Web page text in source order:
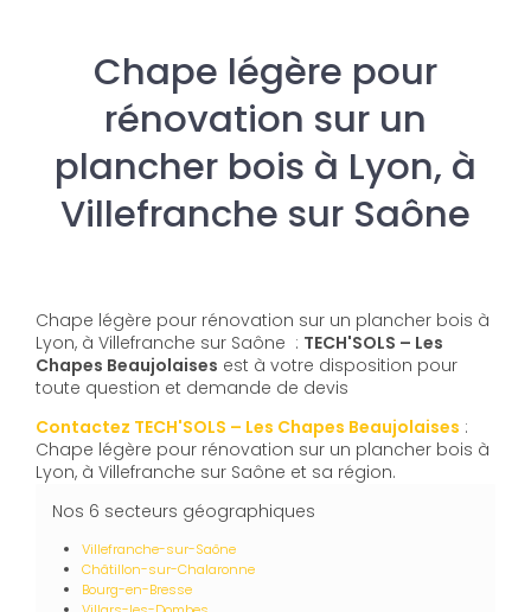
Chape légère pour
rénovation sur un
plancher bois à Lyon, à
Villefranche sur Saône
Chape légère pour rénovation sur un plancher bois à
Lyon, à Villefranche sur Saône : TECH'SOLS – Les
Chapes Beaujolaises est à votre disposition pour
toute question et demande de devis
Contactez TECH'SOLS – Les Chapes Beaujolaises :
Chape légère pour rénovation sur un plancher bois à
Lyon, à Villefranche sur Saône et sa région.
Nos 6 secteurs géographiques
Villefranche-sur-Saône
Châtillon-sur-Chalaronne
Bourg-en-Bresse